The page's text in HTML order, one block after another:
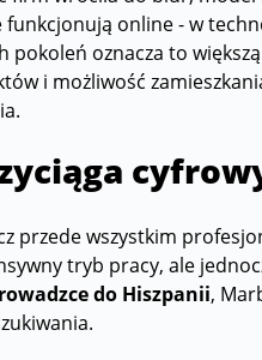
online - w
pokoleń oznacza to
i możliwość
przede wszystkim
tryb pracy, ale
do Hiszpanii,